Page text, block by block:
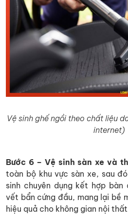
Vệ sinh ghế ngồi theo chất liệu
internet)
Bước 6 – Vệ sinh sàn xe và
toàn bộ khu vực sàn xe, sau
sinh chuyên dụng kết hợp
vết bẩn cứng đầu, mang lại bề
hiệu quả cho không gian nội